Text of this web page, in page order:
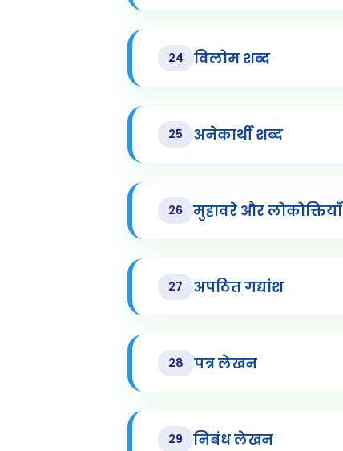
24 विलोम शब्द
25 अनेकार्थी शब्द
26 मुहावरे और लोकोक्तियाँ
27 अपठित गद्यांश
28 पत्र लेखन
29 निबंध लेखन